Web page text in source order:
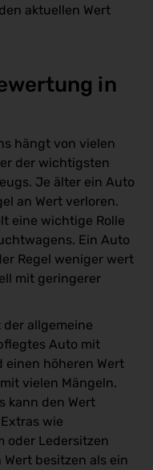
aktuellen Wert
in
hängt von vielen
der wichtigsten
Je älter ein Auto
an Wert verloren.
eine wichtige Rolle
Ein Auto
Regel weniger wert
mit geringerer
allgemeine
Auto mit
höheren Wert
vielen Mängeln.
kann den Wert
wie
oder Ledersitzen
besitzen als ein